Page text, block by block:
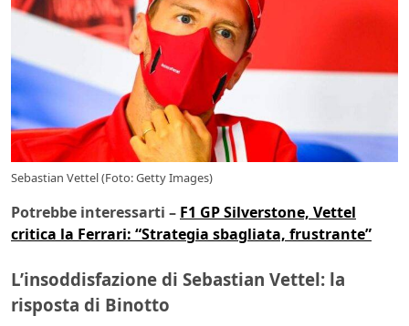
Sebastian Vettel (Foto: Getty Images)
Potrebbe interessarti – F1 GP Silverstone, Vettel
critica la Ferrari: “Strategia sbagliata, frustrante”
L’insoddisfazione di Sebastian Vettel: la
risposta di Binotto